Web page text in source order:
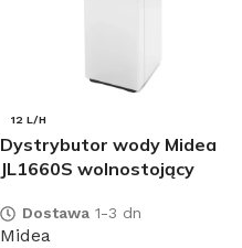
12 L/H
Dystrybutor wody Midea
JL1660S wolnostojący
Dostawa 1-3 dn
Midea